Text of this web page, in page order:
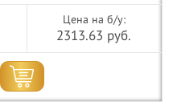
Цена на б/у:
2313.63 руб.